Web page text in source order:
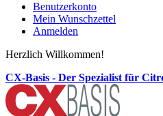
Benutzerkonto
Mein Wunschzettel
Anmelden
Herzlich Willkommen!
CX-Basis - Der Spezialist für